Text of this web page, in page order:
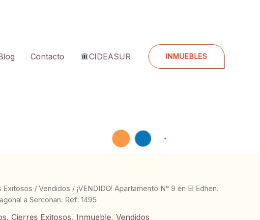
Contacto CIDEASUR INMUEBLES
Exitosos / Vendidos / ¡VENDIDO! Apartamento N° 9 en El Edhen.
a Serconan. Ref: 1495
, Cierres Exitosos, Inmueble, Vendidos